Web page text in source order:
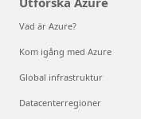
Vad är Azure?
Kom igång med Azure
Global infrastruktur
Datacenterregioner